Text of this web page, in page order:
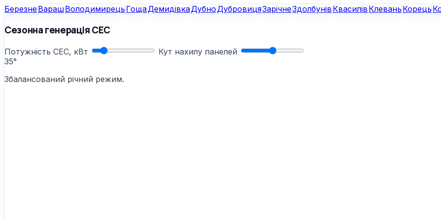
БерезнеВарашВолодимирецьГощаДемидівкаДубноДубровицяЗарічнеЗдолбунівКвасилівКлеваньКорець
Сезонна генерація СЕС
Потужність СЕС, кВт
Кут нахилу панелей
35°
Збалансований річний режим.